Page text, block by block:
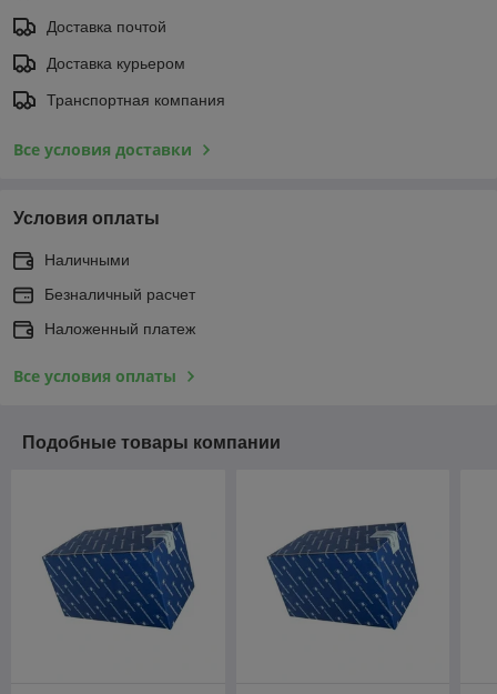
Доставка почтой
Доставка курьером
Транспортная компания
Все условия доставки
Условия оплаты
Наличными
Безналичный расчет
Наложенный платеж
Все условия оплаты
Подобные товары компании